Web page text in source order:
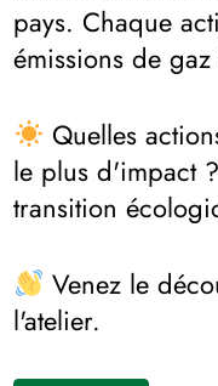
pays. Chaque
émissions de
Quelles
le plus d'impact
transition
Venez le
l'atelier.